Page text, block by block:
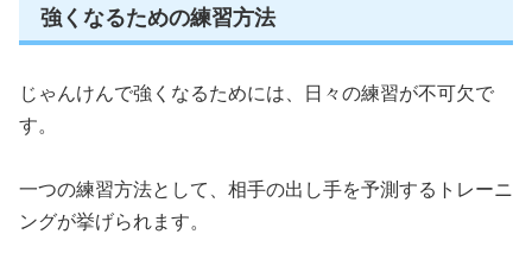
強くなるための練習方法
じゃんけんで強くなるためには、日々の練習が不可欠で
す。
一つの練習方法として、相手の出し手を予測するトレーニ
ングが挙げられます。